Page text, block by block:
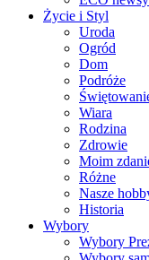
Życie i Styl
Uroda
Ogród
Dom
Podróże
Wiara
Rodzina
Zdrowie
Moim
Różne
Nasze
Historia
Wybory
Wybory